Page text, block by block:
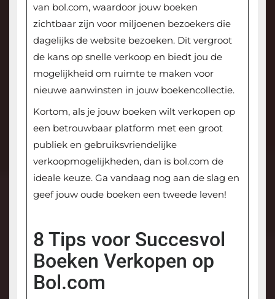
van bol.com, waardoor jouw boeken
zichtbaar zijn voor miljoenen bezoekers die
dagelijks de website bezoeken. Dit vergroot
de kans op snelle verkoop en biedt jou de
mogelijkheid om ruimte te maken voor
nieuwe aanwinsten in jouw boekencollectie.
Kortom, als je jouw boeken wilt verkopen op
een betrouwbaar platform met een groot
publiek en gebruiksvriendelijke
verkoopmogelijkheden, dan is bol.com de
ideale keuze. Ga vandaag nog aan de slag en
geef jouw oude boeken een tweede leven!
8 Tips voor Succesvol
Boeken Verkopen op
Bol.com